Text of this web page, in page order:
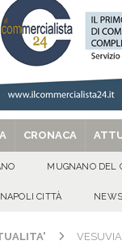
MANIFESTAZIONI
[ 07/08/2026 ] Casino
[ 29/08/2025 ]
CRONACA
MUGNANO DEL
NAPOLI CITTÀ